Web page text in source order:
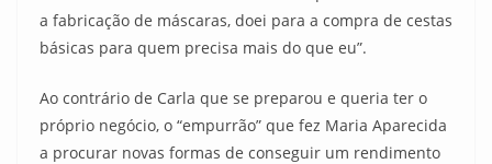
a fabricação de máscaras, doei para a compra de cestas
básicas para quem precisa mais do que eu”.
Ao contrário de Carla que se preparou e queria ter o
próprio negócio, o “empurrão” que fez Maria Aparecida
a procurar novas formas de conseguir um rendimento